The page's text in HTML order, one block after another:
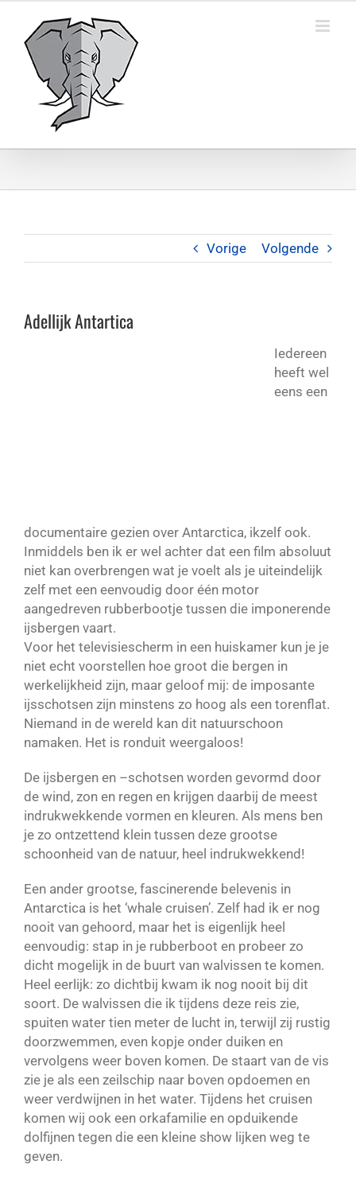
inhoud
Vorige Volgende
Adellijk Antartica
Iedereen
heeft wel
eens een
documentaire gezien over Antarctica, ikzelf ook.
Inmiddels ben ik er wel achter dat een film absoluut
niet kan overbrengen wat je voelt als je uiteindelijk
zelf met een eenvoudig door één motor
aangedreven rubberbootje tussen die imponerende
ijsbergen vaart.
Voor het televisiescherm in een huiskamer kun je je
niet echt voorstellen hoe groot die bergen in
werkelijkheid zijn, maar geloof mij: de imposante
ijsschotsen zijn minstens zo hoog als een torenflat.
Niemand in de wereld kan dit natuurschoon
namaken. Het is ronduit weergaloos!
De ijsbergen en –schotsen worden gevormd door
de wind, zon en regen en krijgen daarbij de meest
indrukwekkende vormen en kleuren. Als mens ben
je zo ontzettend klein tussen deze grootse
schoonheid van de natuur, heel indrukwekkend!
Een ander grootse, fascinerende belevenis in
Antarctica is het ‘whale cruisen’. Zelf had ik er nog
nooit van gehoord, maar het is eigenlijk heel
eenvoudig: stap in je rubberboot en probeer zo
dicht mogelijk in de buurt van walvissen te komen.
Heel eerlijk: zo dichtbij kwam ik nog nooit bij dit
soort. De walvissen die ik tijdens deze reis zie,
spuiten water tien meter de lucht in, terwijl zij rustig
doorzwemmen, even kopje onder duiken en
vervolgens weer boven komen. De staart van de vis
zie je als een zeilschip naar boven opdoemen en
weer verdwijnen in het water. Tijdens het cruisen
komen wij ook een orkafamilie en opduikende
dolfijnen tegen die een kleine show lijken weg te
geven.